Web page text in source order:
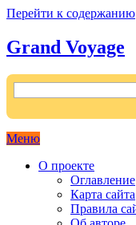
Перейти к содержанию
Grand Voyage
Меню
О проекте
Оглавление
Карта сайта
Правила